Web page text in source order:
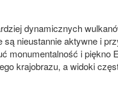
dynamicznych
nieustannie aktywne i
monumentalność i
krajobrazu, a widoki